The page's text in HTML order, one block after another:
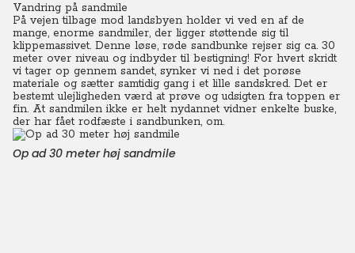
Vandring på sandmile
På vejen tilbage mod landsbyen holder vi ved en af de
mange, enorme sandmiler, der ligger støttende sig til
klippemassivet. Denne løse, røde sandbunke rejser sig ca. 30
meter over niveau og indbyder til bestigning! For hvert skridt
vi tager op gennem sandet, synker vi ned i det porøse
materiale og sætter samtidig gang i et lille sandskred. Det er
bestemt ulejligheden værd at prøve og udsigten fra toppen er
fin. At sandmilen ikke er helt nydannet vidner enkelte buske,
der har fået rodfæste i sandbunken, om.
Op ad 30 meter høj sandmile